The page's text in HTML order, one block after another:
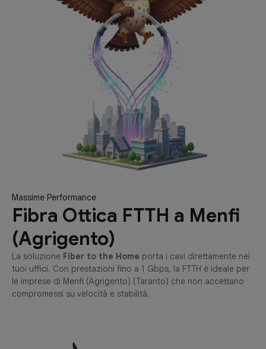
Massime Performance
Fibra Ottica FTTH a Menfi
(Agrigento)
La soluzione Fiber to the Home porta i cavi direttamente nei
tuoi uffici. Con prestazioni fino a 1 Gbps, la FTTH è ideale per
le imprese di Menfi (Agrigento) (Taranto) che non accettano
compromessi su velocità e stabilità.